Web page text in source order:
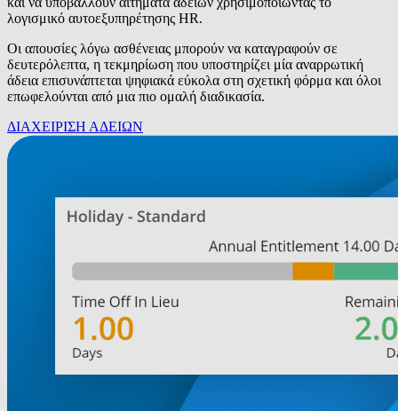
λογισμικό αυτοεξυπηρέτησης HR.
Οι απουσίες λόγω ασθένειας μπορούν να καταγραφούν σε
δευτερόλεπτα, η τεκμηρίωση που υποστηρίζει μία αναρρωτική
άδεια επισυνάπτεται ψηφιακά εύκολα στη σχετική φόρμα και όλοι
επωφελούνται από μια πιο ομαλή διαδικασία.
ΔΙΑΧΕΙΡΙΣΗ ΑΔΕΙΩΝ